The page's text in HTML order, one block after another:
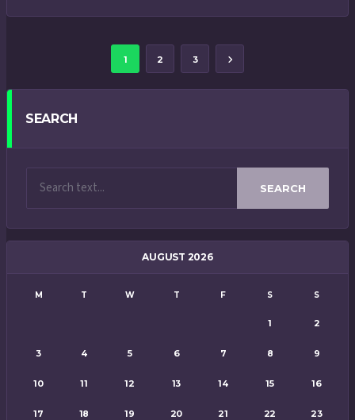
1 2 3
SEARCH
SEARCH
AUGUST 2026
M T W T F S S
1 2
3 4 5 6 7 8 9
10 11 12 13 14 15 16
17 18 19 20 21 22 23